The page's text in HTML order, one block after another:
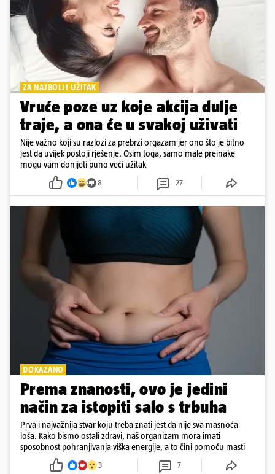
ZA NAJBOLJI UŽITAK
Vruće poze uz koje akcija dulje
traje, a ona će u svakoj uživati
Nije važno koji su razlozi za prebrzi orgazam jer ono što je bitno
jest da uvijek postoji rješenje. Osim toga, samo male preinake
mogu vam donijeti puno veći užitak
8 27
DOKAZANO
Prema znanosti, ovo je jedini
način za istopiti salo s trbuha
Prva i najvažnija stvar koju treba znati jest da nije sva masnoća
loša. Kako bismo ostali zdravi, naš organizam mora imati
sposobnost pohranjivanja viška energije, a to čini pomoću masti
3 7